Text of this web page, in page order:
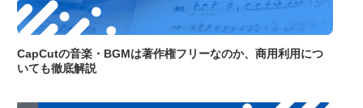
CapCutの音楽・BGMは著作権フリーなのか、商用利用につ
いても徹底解説